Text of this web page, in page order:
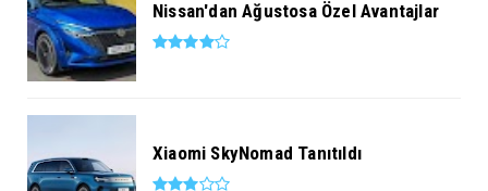
Nissan'dan Ağustosa Özel Avantajlar
Xiaomi SkyNomad Tanıtıldı